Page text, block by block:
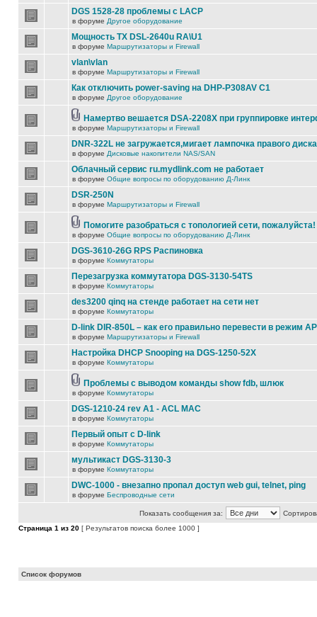
DGS 1528-28 проблемы с LACP
в форуме Другое оборудование
Мощность TX DSL-2640u RA\U1
в форуме Маршрутизаторы и Firewall
vlan\vlan
в форуме Маршрутизаторы и Firewall
Как отключить power-saving на DHP-P308AV C1
в форуме Другое оборудование
Намертво вешается DSA-2208X при группировке
в форуме Маршрутизаторы и Firewall
DNR-322L не загружается,мигает лампочка правого диска
в форуме Дисковые накопители NAS/SAN
Облачный сервис ru.mydlink.com не работает
в форуме Общие вопросы по оборудованию Д-Линк
DSR-250N
в форуме Маршрутизаторы и Firewall
Помогите разобраться с топологией сети, пожалуйста!
в форуме Общие вопросы по оборудованию Д-Линк
DGS-3610-26G RPS Распиновка
в форуме Коммутаторы
Перезагрузка коммутатора DGS-3130-54TS
в форуме Коммутаторы
des3200 qinq на стенде работает на сети нет
в форуме Коммутаторы
D-link DIR-850L – как его правильно перевести в режим
в форуме Маршрутизаторы и Firewall
Настройка DHCP Snooping на DGS-1250-52X
в форуме Коммутаторы
Проблемы с выводом команды show fdb, шлюк
в форуме Коммутаторы
DGS-1210-24 rev A1 - ACL MAC
в форуме Коммутаторы
Первый опыт с D-link
в форуме Коммутаторы
мультикаст DGS-3130-3
в форуме Коммутаторы
DWC-1000 - внезапно пропал доступ web gui, telnet, ping
в форуме Беспроводные сети
Показать сообщения за:
Страница 1 из 20 [ Результатов поиска более 1000 ]
Список форумов